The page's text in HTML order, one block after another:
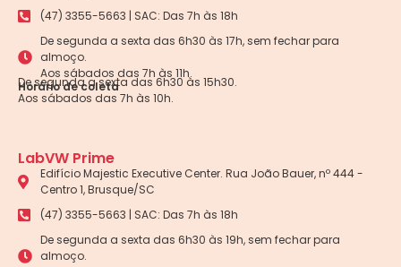
(47) 3355-5663 | SAC: Das 7h às 18h
De segunda a sexta das 6h30 às 17h, sem fechar para
almoço.
Aos sábados das 7h às 11h.
Horário de coleta
De segunda a sexta das 6h30 às 15h30.
Aos sábados das 7h às 10h.
LabVW Prime
Edifício Majestic Executive Center. Rua João Bauer, nº 444 -
Centro 1, Brusque/SC
(47) 3355-5663 | SAC: Das 7h às 18h
De segunda a sexta das 6h30 às 19h, sem fechar para
almoço.